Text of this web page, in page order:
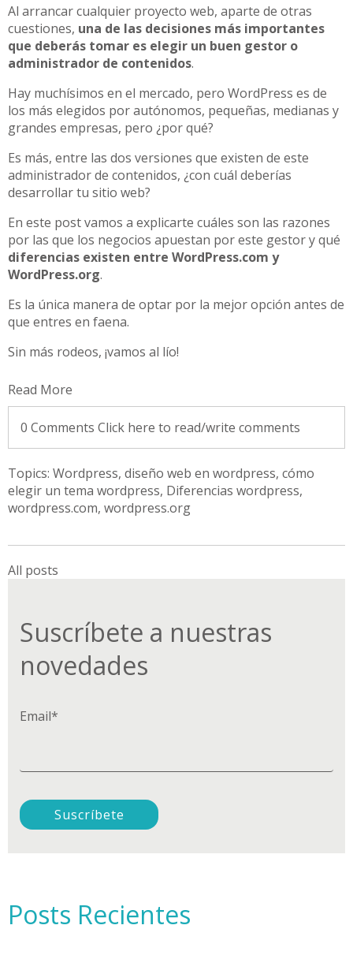
Al arrancar cualquier proyecto web, aparte de otras
cuestiones, una de las decisiones más importantes
que deberás tomar es elegir un buen gestor o
administrador de contenidos.
Hay muchísimos en el mercado, pero WordPress es de
los más elegidos por autónomos, pequeñas, medianas y
grandes empresas, pero ¿por qué?
Es más, entre las dos versiones que existen de este
administrador de contenidos, ¿con cuál deberías
desarrollar tu sitio web?
En este post vamos a explicarte cuáles son las razones
por las que los negocios apuestan por este gestor y qué
diferencias existen entre WordPress.com y
WordPress.org.
Es la única manera de optar por la mejor opción antes de
que entres en faena.
Sin más rodeos, ¡vamos al lío!
Read More
0 Comments Click here to read/write comments
Topics: Wordpress, diseño web en wordpress, cómo
elegir un tema wordpress, Diferencias wordpress,
wordpress.com, wordpress.org
All posts
Suscríbete a nuestras
novedades
Email*
Posts Recientes